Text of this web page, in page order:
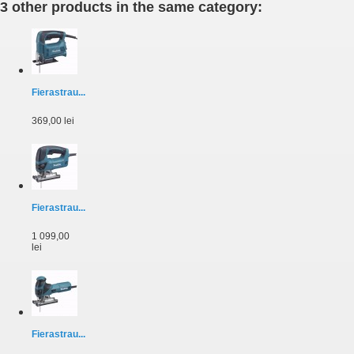
3 other products in the same category:
Fierastrau...
369,00 lei
Fierastrau...
1 099,00
lei
Fierastrau...